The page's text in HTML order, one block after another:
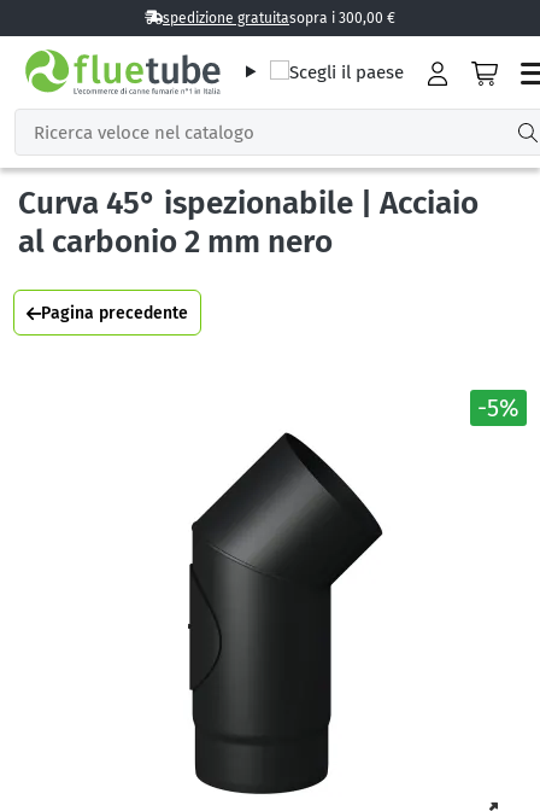
spedizione gratuitasopra i 300,00 €
Curva 45° ispezionabile | Acciaio
al carbonio 2 mm nero
Pagina precedente
-5%